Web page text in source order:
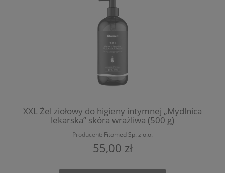
XXL Żel ziołowy do higieny intymnej „Mydlnica
lekarska” skóra wrażliwa (500 g)
Producent: Fitomed Sp. z o.o.
55,00 zł